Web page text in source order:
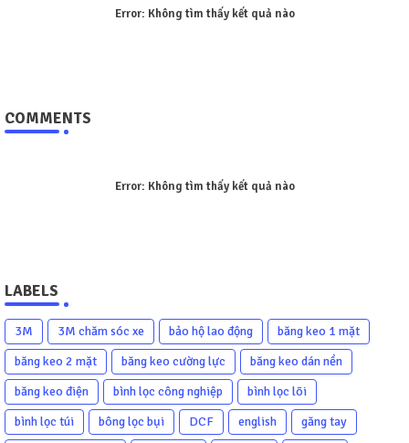
Error: Không tìm thấy kết quả nào
COMMENTS
Error: Không tìm thấy kết quả nào
LABELS
3M 3M chăm sóc xe bảo hộ lao động
băng keo 1 mặt
băng keo 2 mặt
băng keo cường lực
băng keo dán nền
băng keo điện
bình lọc công nghiệp
bình lọc lõi
bình lọc túi
bông lọc bụi DCF english
găng tay